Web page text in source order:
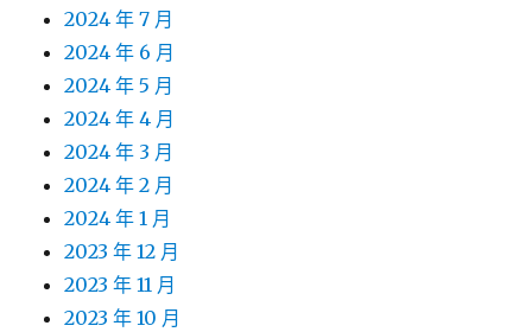
2024 年 7 月
2024 年 6 月
2024 年 5 月
2024 年 4 月
2024 年 3 月
2024 年 2 月
2024 年 1 月
2023 年 12 月
2023 年 11 月
2023 年 10 月